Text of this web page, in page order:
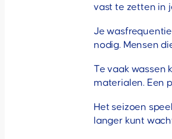
vast te zetten in
Je
nodig. Mensen
Te vaak wassen
materialen. Een
Het seizoen
langer kunt